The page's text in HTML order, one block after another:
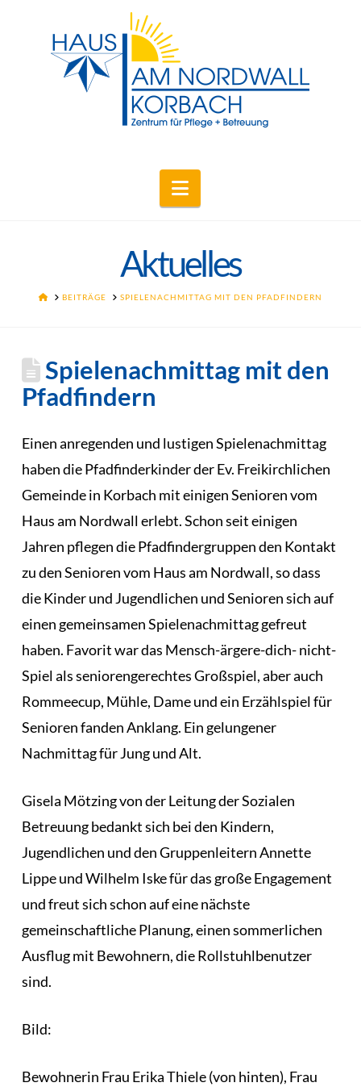
Navigation
Aktuelles
HOMEBEITRÄGE SPIELENACHMITTAG MIT DEN PFADFINDERN
Spielenachmittag mit den
Pfadfindern
Einen anregenden und lustigen Spielenachmittag
haben die Pfadfinderkinder der Ev. Freikirchlichen
Gemeinde in Korbach mit einigen Senioren vom
Haus am Nordwall erlebt. Schon seit einigen
Jahren pflegen die Pfadfindergruppen den Kontakt
zu den Senioren vom Haus am Nordwall, so dass
die Kinder und Jugendlichen und Senioren sich auf
einen gemeinsamen Spielenachmittag gefreut
haben. Favorit war das Mensch-ärgere-dich- nicht-
Spiel als seniorengerechtes Großspiel, aber auch
Rommeecup, Mühle, Dame und ein Erzählspiel für
Senioren fanden Anklang. Ein gelungener
Nachmittag für Jung und Alt.
Gisela Mötzing von der Leitung der Sozialen
Betreuung bedankt sich bei den Kindern,
Jugendlichen und den Gruppenleitern Annette
Lippe und Wilhelm Iske für das große Engagement
und freut sich schon auf eine nächste
gemeinschaftliche Planung, einen sommerlichen
Ausflug mit Bewohnern, die Rollstuhlbenutzer
sind.
Bild:
Bewohnerin Frau Erika Thiele (von hinten), Frau